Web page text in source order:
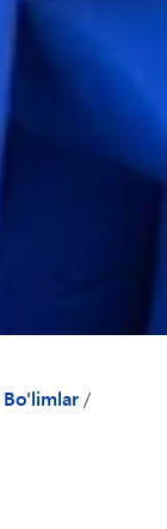
Bo'limlar/